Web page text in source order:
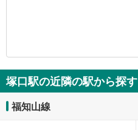
塚口駅の近隣の駅から探す
福知山線